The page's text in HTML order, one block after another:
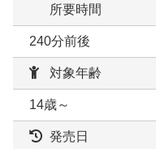
所要時間
240分前後
対象年齢
14歳～
発売日